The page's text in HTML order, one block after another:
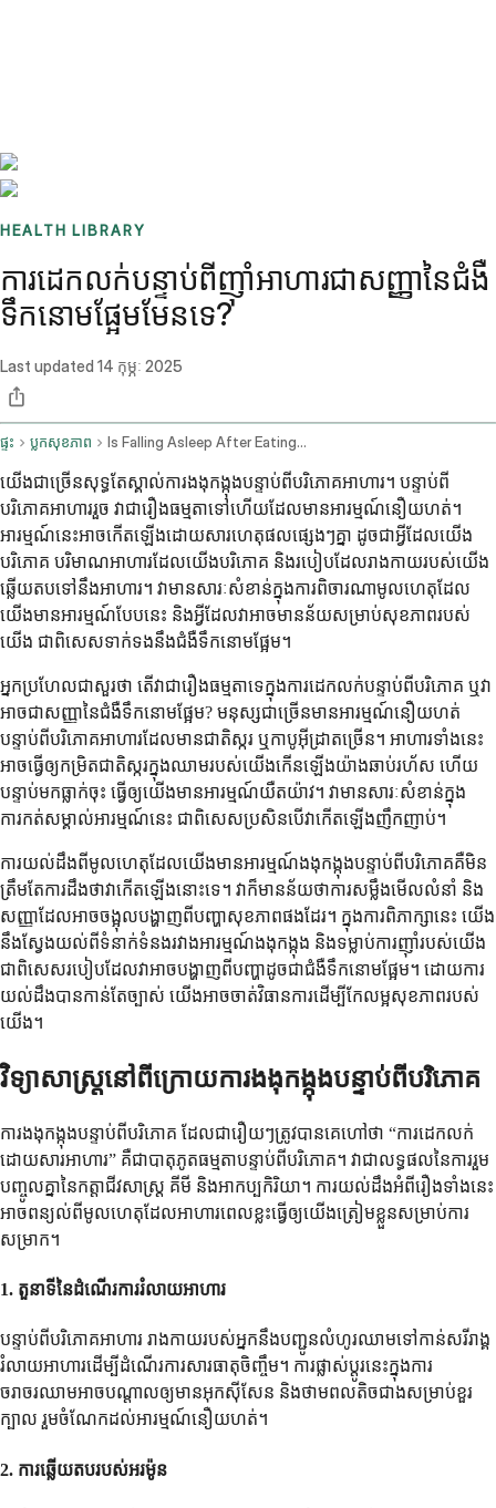
HEALTH LIBRARY
ការដេកលក់បន្ទាប់ពីញ៉ាំអាហារជាសញ្ញានៃជំងឺ
ទឹកនោមផ្អែមមែនទេ?
Last updated 14 កុម្ភៈ 2025
ផ្ទះ ប្លុកសុខភាព Is Falling Asleep After Eating A Sign Of Diabetes
យើងជាច្រើនសុទ្ធតែស្គាល់ការងងុកង្កុងបន្ទាប់ពីបរិភោគអាហារ។ បន្ទាប់ពី
បរិភោគអាហាររួច វាជារឿងធម្មតាទៅហើយដែលមានអារម្មណ៍នឿយហត់។
អារម្មណ៍នេះអាចកើតឡើងដោយសារហេតុផលផ្សេងៗគ្នា ដូចជាអ្វីដែលយើង
បរិភោគ បរិមាណអាហារដែលយើងបរិភោគ និងរបៀបដែលរាងកាយរបស់យើង
ឆ្លើយតបទៅនឹងអាហារ។ វាមានសារៈសំខាន់ក្នុងការពិចារណាមូលហេតុដែល
យើងមានអារម្មណ៍បែបនេះ និងអ្វីដែលវាអាចមានន័យសម្រាប់សុខភាពរបស់
យើង ជាពិសេសទាក់ទងនឹងជំងឺទឹកនោមផ្អែម។
អ្នកប្រហែលជាសួរថា តើវាជារឿងធម្មតាទេក្នុងការដេកលក់បន្ទាប់ពីបរិភោគ ឬវា
អាចជាសញ្ញានៃជំងឺទឹកនោមផ្អែម? មនុស្សជាច្រើនមានអារម្មណ៍នឿយហត់
បន្ទាប់ពីបរិភោគអាហារដែលមានជាតិស្ករ ឬកាបូអ៊ីដ្រាតច្រើន។ អាហារទាំងនេះ
អាចធ្វើឲ្យកម្រិតជាតិស្ករក្នុងឈាមរបស់យើងកើនឡើងយ៉ាងឆាប់រហ័ស ហើយ
បន្ទាប់មកធ្លាក់ចុះ ធ្វើឲ្យយើងមានអារម្មណ៍យឺតយ៉ាវ។ វាមានសារៈសំខាន់ក្នុង
ការកត់សម្គាល់អារម្មណ៍នេះ ជាពិសេសប្រសិនបើវាកើតឡើងញឹកញាប់។
ការយល់ដឹងពីមូលហេតុដែលយើងមានអារម្មណ៍ងងុកង្កុងបន្ទាប់ពីបរិភោគគឺមិន
ត្រឹមតែការដឹងថាវាកើតឡើងនោះទេ។ វាក៏មានន័យថាការសម្លឹងមើលលំនាំ និង
សញ្ញាដែលអាចចង្អុលបង្ហាញពីបញ្ហាសុខភាពផងដែរ។ ក្នុងការពិភាក្សានេះ យើង
នឹងស្វែងយល់ពីទំនាក់ទំនងរវាងអារម្មណ៍ងងុកង្កុង និងទម្លាប់ការញ៉ាំរបស់យើង
ជាពិសេសរបៀបដែលវាអាចបង្ហាញពីបញ្ហាដូចជាជំងឺទឹកនោមផ្អែម។ ដោយការ
យល់ដឹងបានកាន់តែច្បាស់ យើងអាចចាត់វិធានការដើម្បីកែលម្អសុខភាពរបស់
យើង។
វិទ្យាសាស្ត្រនៅពីក្រោយការងងុកង្កុងបន្ទាប់ពីបរិភោគ
ការងងុកង្កុងបន្ទាប់ពីបរិភោគ ដែលជារឿយៗត្រូវបានគេហៅថា “ការដេកលក់
ដោយសារអាហារ” គឺជាបាតុភូតធម្មតាបន្ទាប់ពីបរិភោគ។ វាជាលទ្ធផលនៃការរួម
បញ្ចូលគ្នានៃកត្តាជីវសាស្ត្រ គីមី និងអាកប្បកិរិយា។ ការយល់ដឹងអំពីរឿងទាំងនេះ
អាចពន្យល់ពីមូលហេតុដែលអាហារពេលខ្លះធ្វើឲ្យយើងត្រៀមខ្លួនសម្រាប់ការ
សម្រាក។
1. តួនាទីនៃដំណើរការរំលាយអាហារ
បន្ទាប់ពីបរិភោគអាហារ រាងកាយរបស់អ្នកនឹងបញ្ជូនលំហូរឈាមទៅកាន់សរីរាង្គ
រំលាយអាហារដើម្បីដំណើរការសារធាតុចិញ្ចឹម។ ការផ្លាស់ប្តូរនេះក្នុងការ
ចរាចរឈាមអាចបណ្តាលឲ្យមានអុកស៊ីសែន និងថាមពលតិចជាងសម្រាប់ខួរ
ក្បាល រួមចំណែកដល់អារម្មណ៍នឿយហត់។
2. ការឆ្លើយតបរបស់អរម៉ូន